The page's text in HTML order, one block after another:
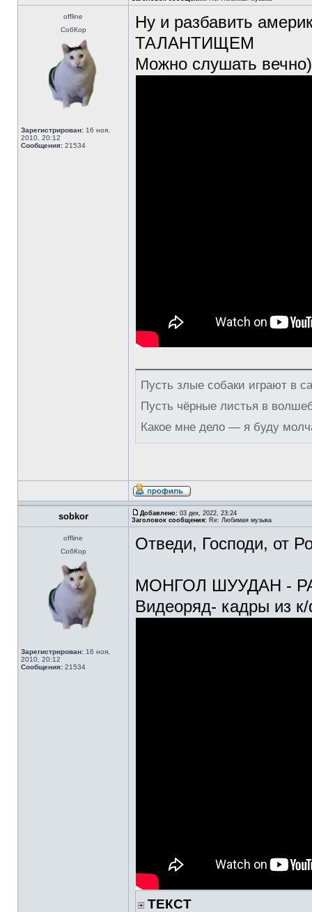
offline
СобКор
Зарегистрирован: 16 ноя,
2010, 20:12
Сообщения: 21534
Ну и разбавить
ТАЛАНТИЩЕМ
Можно слушать
Пусть злые собаки играют в
Пусть чёрные листья в
Какое мне дело — я буду
sobkor Добавлено: 03 дек, 2022, 23:24
Заголовок сообщения: Re: Любимая музыка
offline
СобКор
Зарегистрирован: 16 ноя,
2010, 20:12
Сообщения: 21534
Отведи, Господи, от
МОНГОЛ ШУУДАН -
Видеоряд- кадры из
ТЕКСТ